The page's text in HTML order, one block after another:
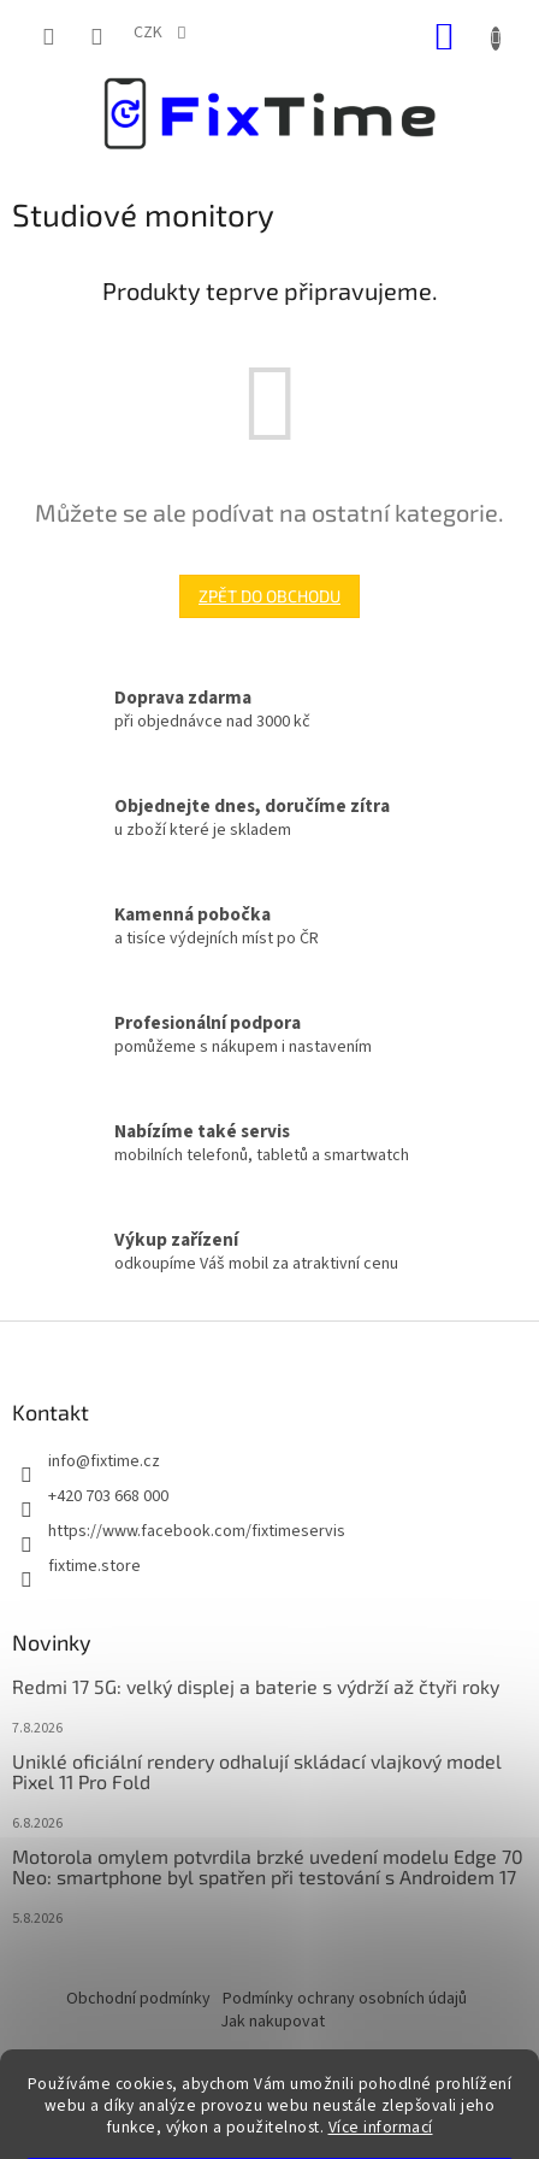
Používáme cookies, abychom Vám umožnili pohodlné prohlížení
webu a díky analýze provozu webu neustále zlepšovali jeho
funkce, výkon a použitelnost. Více informací
CZK
Studiové monitory
Produkty teprve připravujeme.
Můžete se ale podívat na ostatní kategorie.
ZPĚT DO OBCHODU
Doprava zdarma
při objednávce nad 3000 kč
Objednejte dnes, doručíme zítra
u zboží které je skladem
Kamenná pobočka
a tisíce výdejních míst po ČR
Profesionální podpora
pomůžeme s nákupem i nastavením
Nabízíme také servis
mobilních telefonů, tabletů a smartwatch
Výkup zařízení
odkoupíme Váš mobil za atraktivní cenu
Kontakt
info@fixtime.cz
+420 703 668 000
https://www.facebook.com/fixtimeservis
fixtime.store
Novinky
Redmi 17 5G: velký displej a baterie s výdrží až čtyři roky
7.8.2026
Uniklé oficiální rendery odhalují skládací vlajkový model
Pixel 11 Pro Fold
6.8.2026
Motorola omylem potvrdila brzké uvedení modelu Edge 70
Neo: smartphone byl spatřen při testování s Androidem 17
5.8.2026
Obchodní podmínky Podmínky ochrany osobních údajů
Jak nakupovat
Vytvořil Shoptet